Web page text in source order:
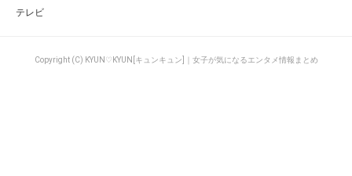
テレビ
Copyright (C) KYUN♡KYUN[キュンキュン]｜女子が気になるエンタメ情報まとめ